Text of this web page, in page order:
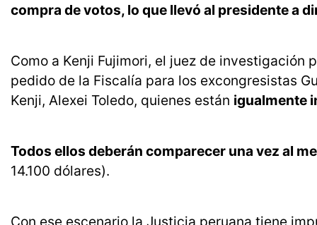
compra de votos, lo que llevó al presidente a
Como a Kenji Fujimori, el juez de
pedido de la Fiscalía para los excongresistas
Kenji, Alexei Toledo, quienes están igualmente
Todos ellos deberán comparecer una vez al
14.100 dólares).